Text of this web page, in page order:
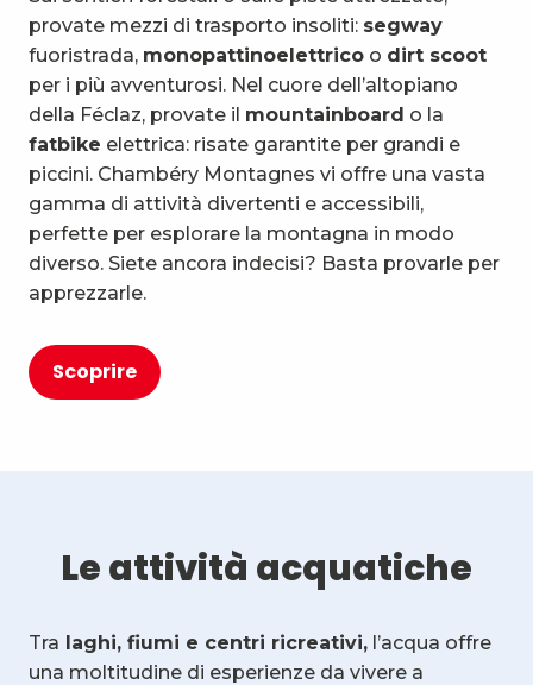
provate mezzi di trasporto insoliti: segway
fuoristrada, monopattinoelettrico o dirt scoot
per i più avventurosi. Nel cuore dell’altopiano
della Féclaz, provate il mountainboard o la
fatbike elettrica: risate garantite per grandi e
piccini. Chambéry Montagnes vi offre una vasta
gamma di attività divertenti e accessibili,
perfette per esplorare la montagna in modo
diverso. Siete ancora indecisi? Basta provarle per
apprezzarle.
Scoprire
Le attività acquatiche
Tra laghi, fiumi e centri ricreativi, l’acqua offre
una moltitudine di esperienze da vivere a